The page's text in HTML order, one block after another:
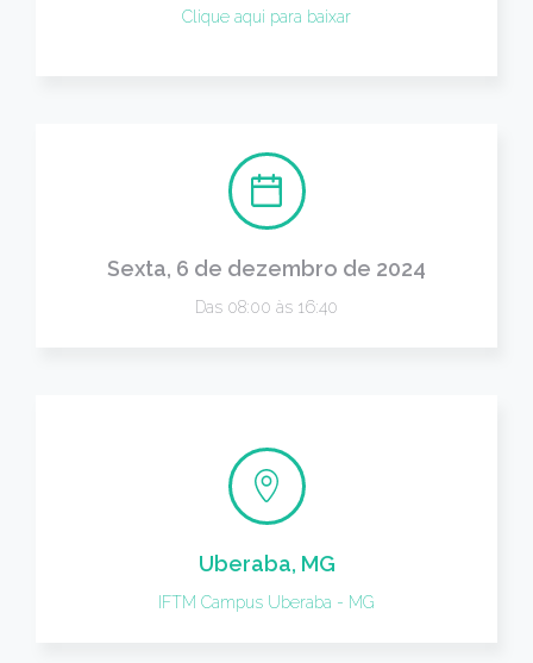
Clique aqui para baixar
Sexta, 6 de dezembro de 2024
Das 08:00 às 16:40
Uberaba, MG
IFTM Campus Uberaba - MG